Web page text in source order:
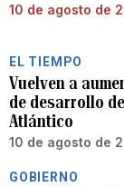
10 de agosto de
EL TIEMPO
Vuelven a
de desarrollo
Atlántico
10 de agosto de
GOBIERNO